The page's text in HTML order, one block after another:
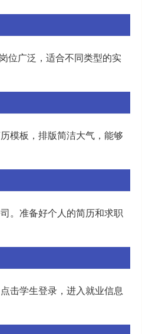
位广泛，适合不同类型的实
模板，排版简洁大气，能够
。准备好个人的简历和求职
击学生登录，进入就业信息